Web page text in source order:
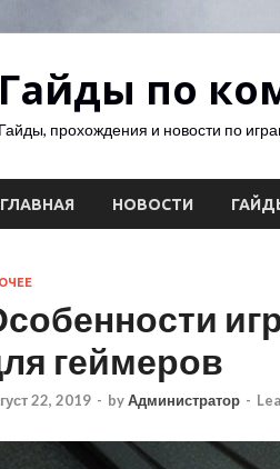
Гайды по
Гайды, прохождения и новости по
ГЛАВНАЯ НОВОСТИ
геймеров
22, 2019 - byАдминистратор -